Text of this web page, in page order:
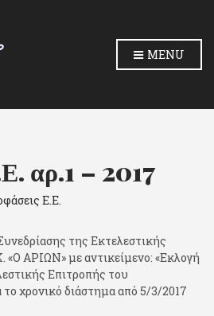
MENU
αρ.1 – 2017
Ε.Ε.
της Εκτελεστικής
ΑΡΙΩΝ» με αντικείμενο: «Εκλογή
Επιτροπής του
χρονικό διάστημα από 5/3/2017